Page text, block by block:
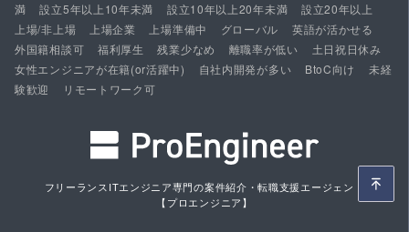
満
設立5年以上10年未満 設立10年以上20年未満
設立20年以上
上場/非上場
上場企業 上場準備中 グローバル
英語が活かせる
外国籍相談可
福利厚生 残業少なめ 離職率が低い
土日祝日休み
女性エンジニアが在籍(or活躍中)
自社内開発が多い BtoC向け
未経
験歓迎
リモートワーク可
フリーランスITエンジニア専門の案件紹介・転職支援エージェント
【プロエンジニア】